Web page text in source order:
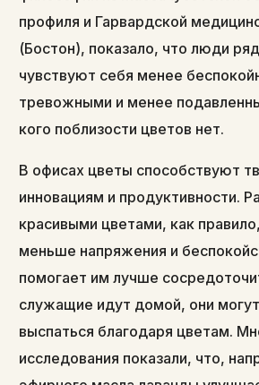
профиля и Гарвардской
(Бостон), показало, что люди
чувствуют себя менее
тревожными и менее
кого поблизости цветов нет.
В офисах цветы способствуют
инновациям и продуктивности.
красивыми цветами, как
меньше напряжения и
помогает им лучше
служащие идут домой, они
выспаться благодаря цветам.
исследования показали, что,